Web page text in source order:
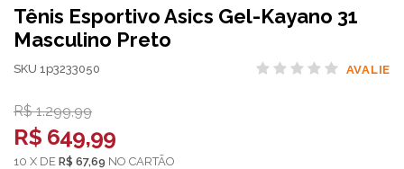
Tênis Esportivo Asics Gel-Kayano 31
Masculino Preto
SKU 1p3233050 AVALIE
R$ 1.299,99
R$ 649,99
10 X DE R$ 67,69 NO CARTÃO